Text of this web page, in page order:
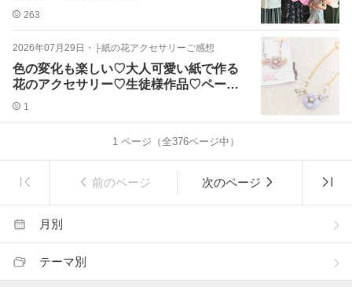
263
2026年07月29日 ・ ├紙の花アクセサリーご感想
色の変化も楽しい♡大人可愛い紙で作る
花のアクセサリー♡生徒様作品♡ペーパ
ーフラワーで
1
1 ページ（全376ページ中）
前のページ 次のページ
月別
テーマ別